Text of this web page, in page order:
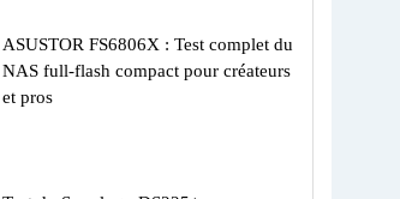
ASUSTOR FS6806X : Test complet du
NAS full-flash compact pour créateurs
et pros